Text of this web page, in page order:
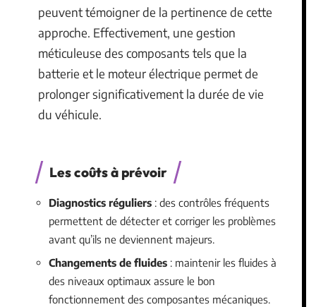
peuvent témoigner de la pertinence de cette
approche. Effectivement, une gestion
méticuleuse des composants tels que la
batterie et le moteur électrique permet de
prolonger significativement la durée de vie
du véhicule.
Les coûts à prévoir
Diagnostics réguliers : des contrôles fréquents
permettent de détecter et corriger les problèmes
avant qu’ils ne deviennent majeurs.
Changements de fluides : maintenir les fluides à
des niveaux optimaux assure le bon
fonctionnement des composantes mécaniques.